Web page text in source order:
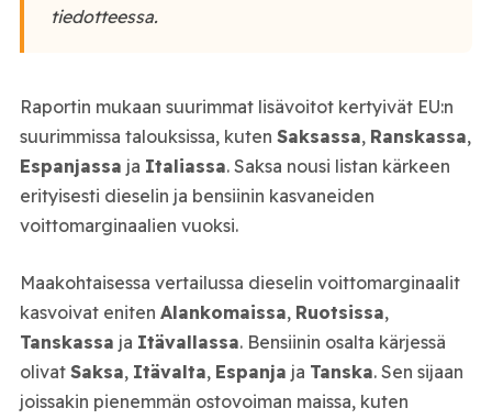
tiedotteessa.
Raportin mukaan suurimmat lisävoitot kertyivät EU:n
suurimmissa talouksissa, kuten Saksassa, Ranskassa,
Espanjassa ja Italiassa. Saksa nousi listan kärkeen
erityisesti dieselin ja bensiinin kasvaneiden
voittomarginaalien vuoksi.
Maakohtaisessa vertailussa dieselin voittomarginaalit
kasvoivat eniten Alankomaissa, Ruotsissa,
Tanskassa ja Itävallassa. Bensiinin osalta kärjessä
olivat Saksa, Itävalta, Espanja ja Tanska. Sen sijaan
joissakin pienemmän ostovoiman maissa, kuten